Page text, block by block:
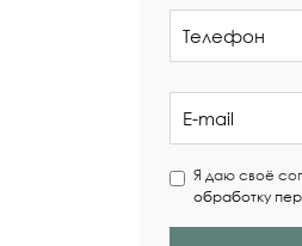
Я даю своё
обработку